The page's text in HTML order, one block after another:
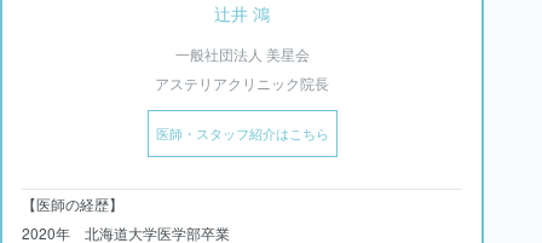
辻井 鴻
一般社団法人 美星会
アステリアクリニック院長
医師・スタッフ紹介はこちら
【医師の経歴】
2020年 北海道大学医学部卒業